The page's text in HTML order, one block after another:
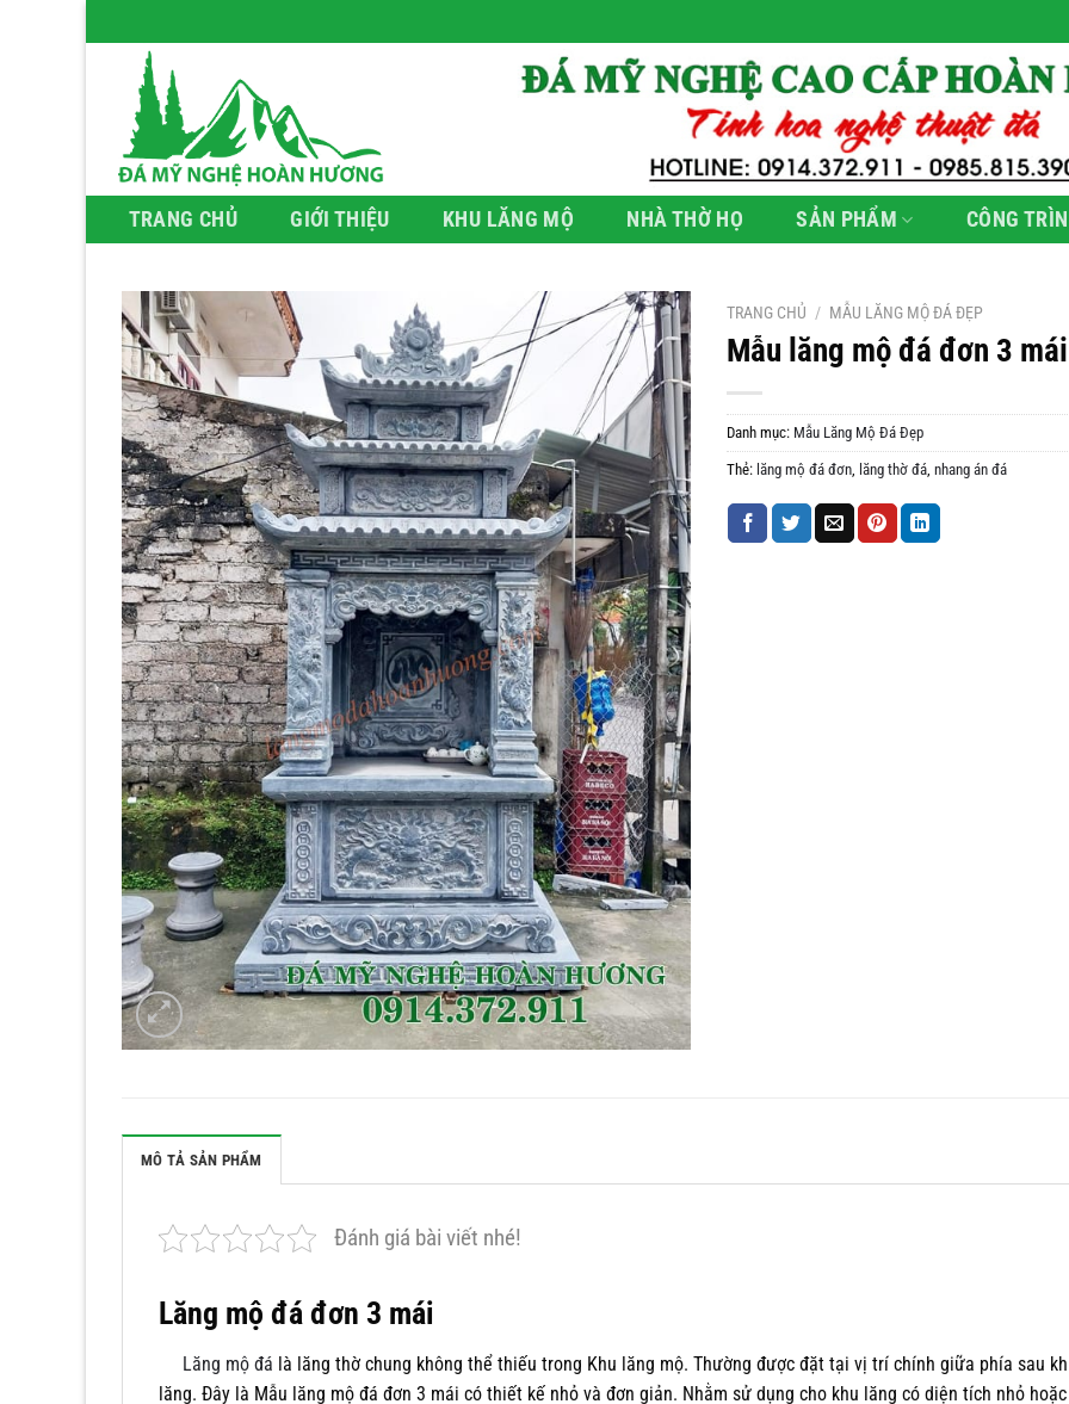
qua
TRANG CHỦ GIỚI THIỆU KHU LĂNG MỘ NHÀ THỜ HỌ SẢN PHẨM CÔNG
TRANG CHỦ / MẪU LĂNG MỘ ĐÁ ĐẸP
Mẫu lăng mộ đá đơn 3
Danh mục: Mẫu Lăng Mộ Đá Đẹp
Thẻ: lăng mộ đá đơn, lăng thờ đá, nhang án đá
MÔ TẢ SẢN PHẨM
Đánh giá bài viết nhé!
Lăng mộ đá đơn 3 mái
Lăng mộ đá là lăng thờ chung không thể thiếu trong Khu lăng mộ. Thường được đặt tại vị trí chính giữa phía sau
lăng. Đây là Mẫu lăng mộ đá đơn 3 mái có thiết kế nhỏ và đơn giản. Nhằm sử dụng cho khu lăng có diện tích nhỏ hoặc